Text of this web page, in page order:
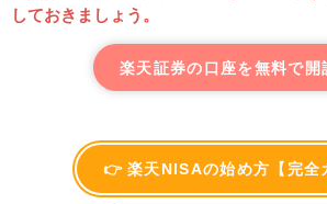
しておきましょう。
楽天証券の口座を無料で開
👉 楽天NISAの始め方【完全